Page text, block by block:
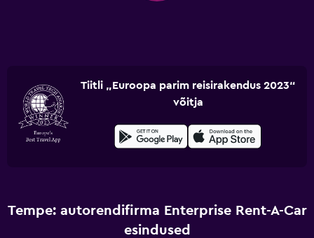
Tiitli „Euroopa parim reisirakendus 2023“
võitja
Tempe: autorendifirma Enterprise Rent-A-Car
esindused